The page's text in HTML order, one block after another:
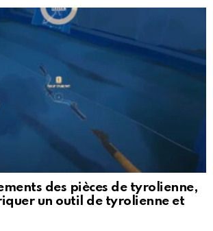
des pièces de tyrolienne,
un outil de tyrolienne et